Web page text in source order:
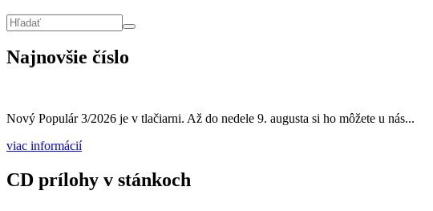
Najnovšie číslo
Nový Populár 3/2026 je v tlačiarni. Až do nedele 9. augusta si ho môžete u nás...
viac informácií
CD prílohy v stánkoch